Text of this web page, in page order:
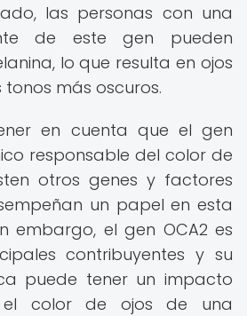
las personas con una
de este gen pueden
lo que resulta en ojos
más oscuros.
en cuenta que el gen
responsable del color de
otros genes y factores
un papel en esta
embargo, el gen OCA2 es
contribuyentes y su
puede tener un impacto
el color de ojos de una